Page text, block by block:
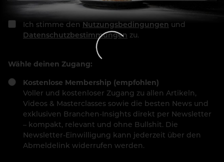
Ich stimme den Nutzungsbedingungen und
Datenschutzbestimmungen zu.
Wähle deinen Zugang:
Kostenlose Membership (empfohlen)
Voller und kostenloser Zugang zu allen Artikeln,
Videos & Masterclasses sowie die besten News und
exklusiven Branchen-Insights direkt per Newsletter
– kompakt, relevant und ohne Bullshit. Die
Newsletter-Einwilligung kann jederzeit über den
Abmeldelink widerrufen werden.